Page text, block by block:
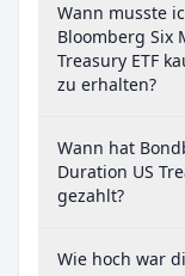
Wann musste
Bloomberg Six
Treasury ETF
zu erhalten?
Wann hat
Duration US
gezahlt?
Wie hoch war